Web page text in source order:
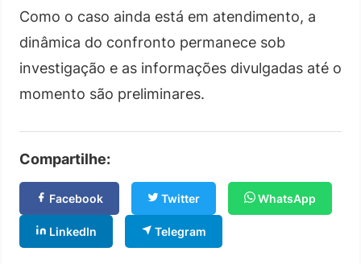
Como o caso ainda está em atendimento, a
dinâmica do confronto permanece sob
investigação e as informações divulgadas até o
momento são preliminares.
Compartilhe:
Facebook Twitter WhatsApp
LinkedIn Telegram